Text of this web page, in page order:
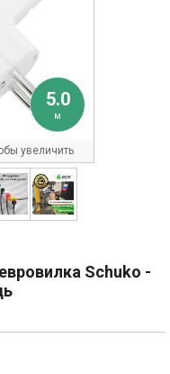
5.0
м
увеличить
Schuko -